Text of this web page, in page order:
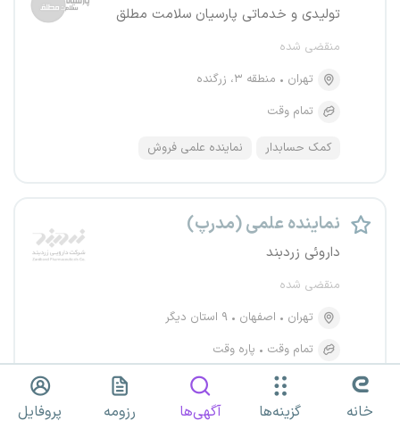
تولیدی و خدماتی پارسیان سلامت مطلق
منقضی شده
تهران
منطقه ۳، زرگنده
تمام وقت
کمک حسابدار نماینده علمی فروش
نماینده علمی (مدرپ)
داروئی زردبند
منقضی شده
تهران
اصفهان
۹ استان دیگر
تمام وقت
پاره وقت
خانه گزینه‌ها آگهی‌ها رزومه پروفایل